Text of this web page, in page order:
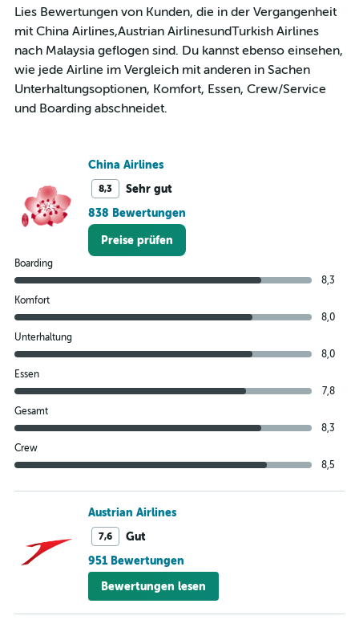
has
1
Y
axis
displaying
values.
Range:
25.5
Lies Bewertungen von Kunden, die in der Vergangenheit
mit China Airlines,Austrian AirlinesundTurkish Airlines
nach Malaysia geflogen sind. Du kannst ebenso einsehen,
wie jede Airline im Vergleich mit anderen in Sachen
Unterhaltungsoptionen, Komfort, Essen, Crew/Service
und Boarding abschneidet.
China Airlines
8,3
Sehr gut
838 Bewertungen
Preise prüfen
Boarding
8,3
Komfort
8,0
Unterhaltung
8,0
Essen
7,8
Gesamt
8,3
Crew
8,5
Austrian Airlines
7,6
Gut
951 Bewertungen
Bewertungen lesen